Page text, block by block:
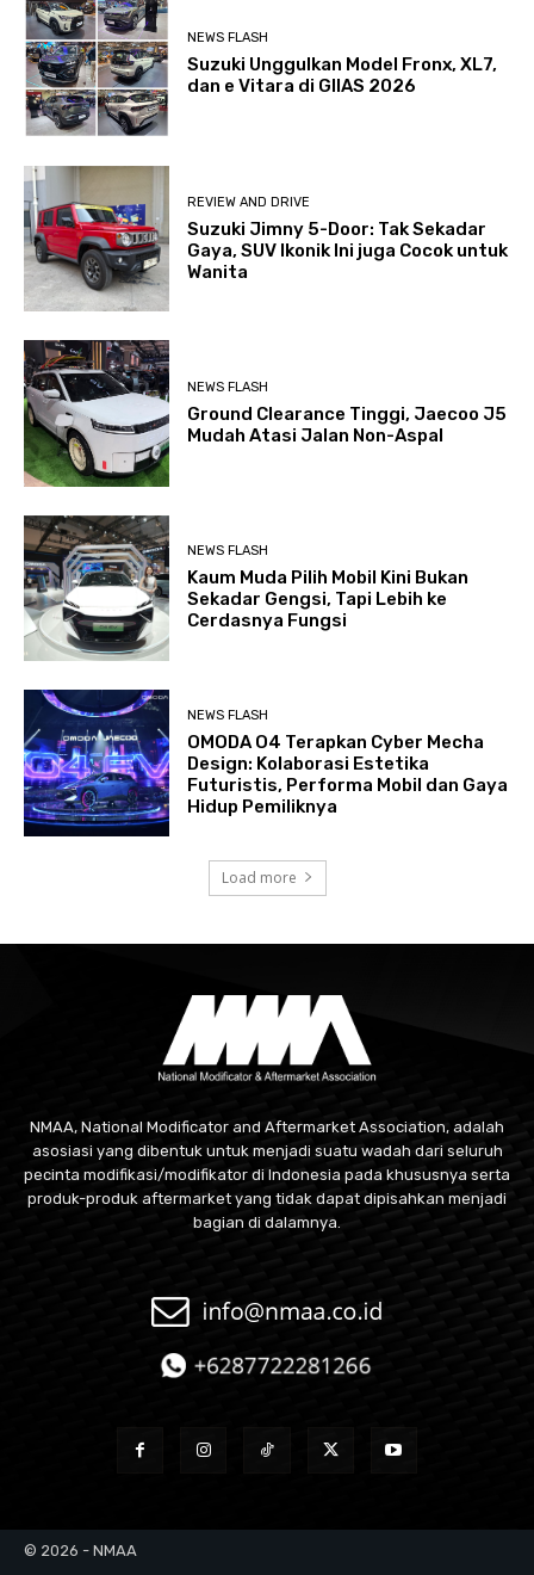
NEWS FLASH
Suzuki Unggulkan Model Fronx, XL7,
dan e Vitara di GIIAS 2026
REVIEW AND DRIVE
Suzuki Jimny 5-Door: Tak Sekadar
Gaya, SUV Ikonik Ini juga Cocok untuk
Wanita
NEWS FLASH
Ground Clearance Tinggi, Jaecoo J5
Mudah Atasi Jalan Non-Aspal
NEWS FLASH
Kaum Muda Pilih Mobil Kini Bukan
Sekadar Gengsi, Tapi Lebih ke
Cerdasnya Fungsi
NEWS FLASH
OMODA O4 Terapkan Cyber Mecha
Design: Kolaborasi Estetika
Futuristis, Performa Mobil dan Gaya
Hidup Pemiliknya
Load more
NMAA, National Modificator and Aftermarket Association, adalah
asosiasi yang dibentuk untuk menjadi suatu wadah dari seluruh
pecinta modifikasi/modifikator di Indonesia pada khususnya serta
produk-produk aftermarket yang tidak dapat dipisahkan menjadi
bagian di dalamnya.
© 2026 - NMAA